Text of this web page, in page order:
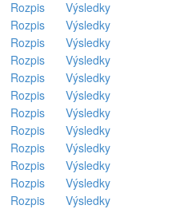
Rozpis
Výsledky
Rozpis
Výsledky
Rozpis
Výsledky
Rozpis
Výsledky
Rozpis
Výsledky
Rozpis
Výsledky
Rozpis
Výsledky
Rozpis
Výsledky
Rozpis
Výsledky
Rozpis
Výsledky
Rozpis
Výsledky
Rozpis
Výsledky